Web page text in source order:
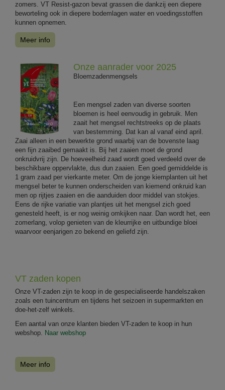
zomers. VT Resist-gazon bevat grassen die dankzij een diepere
beworteling ook in diepere bodemlagen water en voedingsstoffen
kunnen opnemen.
Meer info
Onze aanrader voor 2025
Bloemzadenmengsels
Een mengsel zaden van diverse soorten
bloemen is heel eenvoudig in gebruik. Men
zaait het mengsel rechtstreeks op de plaats
van bestemming. Dat kan al vanaf eind april.
Zaai alleen in een bewerkte grond waarbij van de bovenste laag
een fijn zaaibed gemaakt is. Bij het zaaien moet de grond
onkruidvrij zijn. De hoeveelheid zaad wordt goed verdeeld over de
beschikbare oppervlakte, dus dun zaaien. Een goed gemiddelde is
1 gram zaad per vierkante meter. Om de jonge kiemplanten uit het
mengsel beter te kunnen onderscheiden van kiemend onkruid kan
men op rijtjes zaaien en die aanduiden door middel van stokjes.
Eens de rijke variatie van plantjes uit het mengsel zich goed
genesteld heeft, is er nog weinig omkijken naar. Dan wordt het, een
zomerlang, volop genieten van de kleurrijke en uitbundige bloei
waarvoor eenjarigen zo bekend en geliefd zijn.
VT zaden kopen
Onze VT-zaden zijn te koop in de gespecialiseerde handelszaken
zoals een tuincentrum en tijdens het seizoen in supermarkten en
doe-het-zelf winkels.
Een aantal van onze klanten bieden VT-zaden te koop in hun
webshop. Naar webshop
Meer info